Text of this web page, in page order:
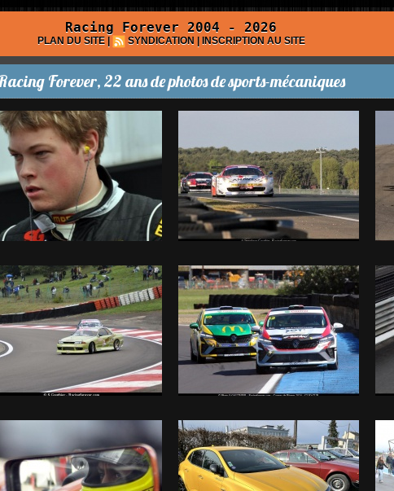
Racing Forever 2004 - 2026
PLAN DU SITE | SYNDICATION | INSCRIPTION AU SITE
Forever, 22 ans de photos de sports-mécaniques